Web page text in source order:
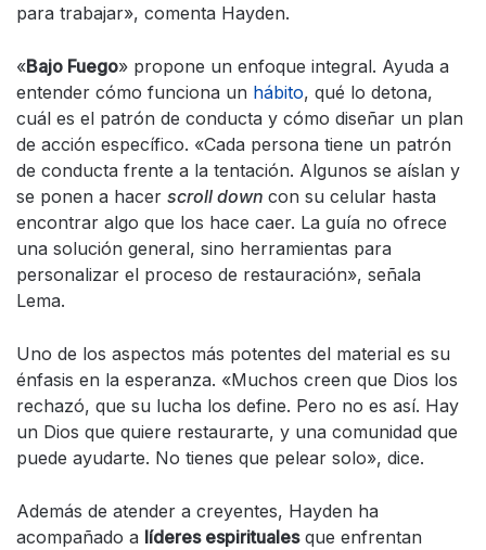
para trabajar», comenta Hayden.
«Bajo Fuego» propone un enfoque integral. Ayuda a
entender cómo funciona un hábito, qué lo detona,
cuál es el patrón de conducta y cómo diseñar un plan
de acción específico. «Cada persona tiene un patrón
de conducta frente a la tentación. Algunos se aíslan y
se ponen a hacer scroll down con su celular hasta
encontrar algo que los hace caer. La guía no ofrece
una solución general, sino herramientas para
personalizar el proceso de restauración», señala
Lema.
Uno de los aspectos más potentes del material es su
énfasis en la esperanza. «Muchos creen que Dios los
rechazó, que su lucha los define. Pero no es así. Hay
un Dios que quiere restaurarte, y una comunidad que
puede ayudarte. No tienes que pelear solo», dice.
Además de atender a creyentes, Hayden ha
acompañado a líderes espiritualesque enfrentan